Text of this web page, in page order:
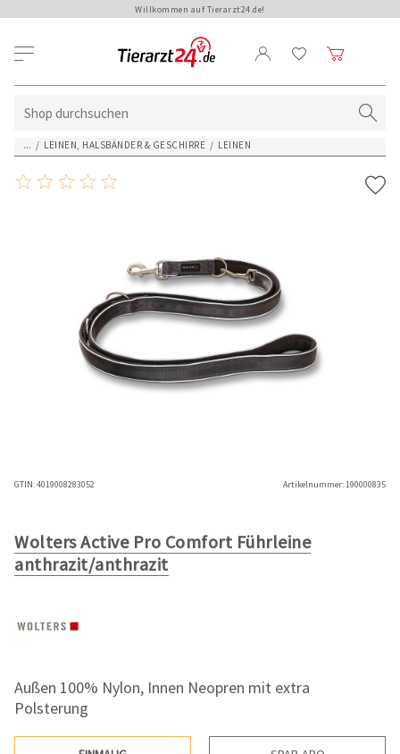
Willkommen auf Tierarzt24.de!
... / LEINEN, HALSBÄNDER & GESCHIRRE / LEINEN
GTIN:4019008283052 Artikelnummer:190000835
Wolters Active Pro Comfort Führleine
anthrazit/anthrazit
Außen 100% Nylon, Innen Neopren mit extra
Polsterung